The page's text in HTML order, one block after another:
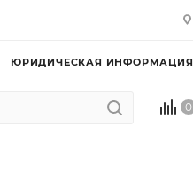
ЮРИДИЧЕСКАЯ ИНФОРМАЦИЯ
0